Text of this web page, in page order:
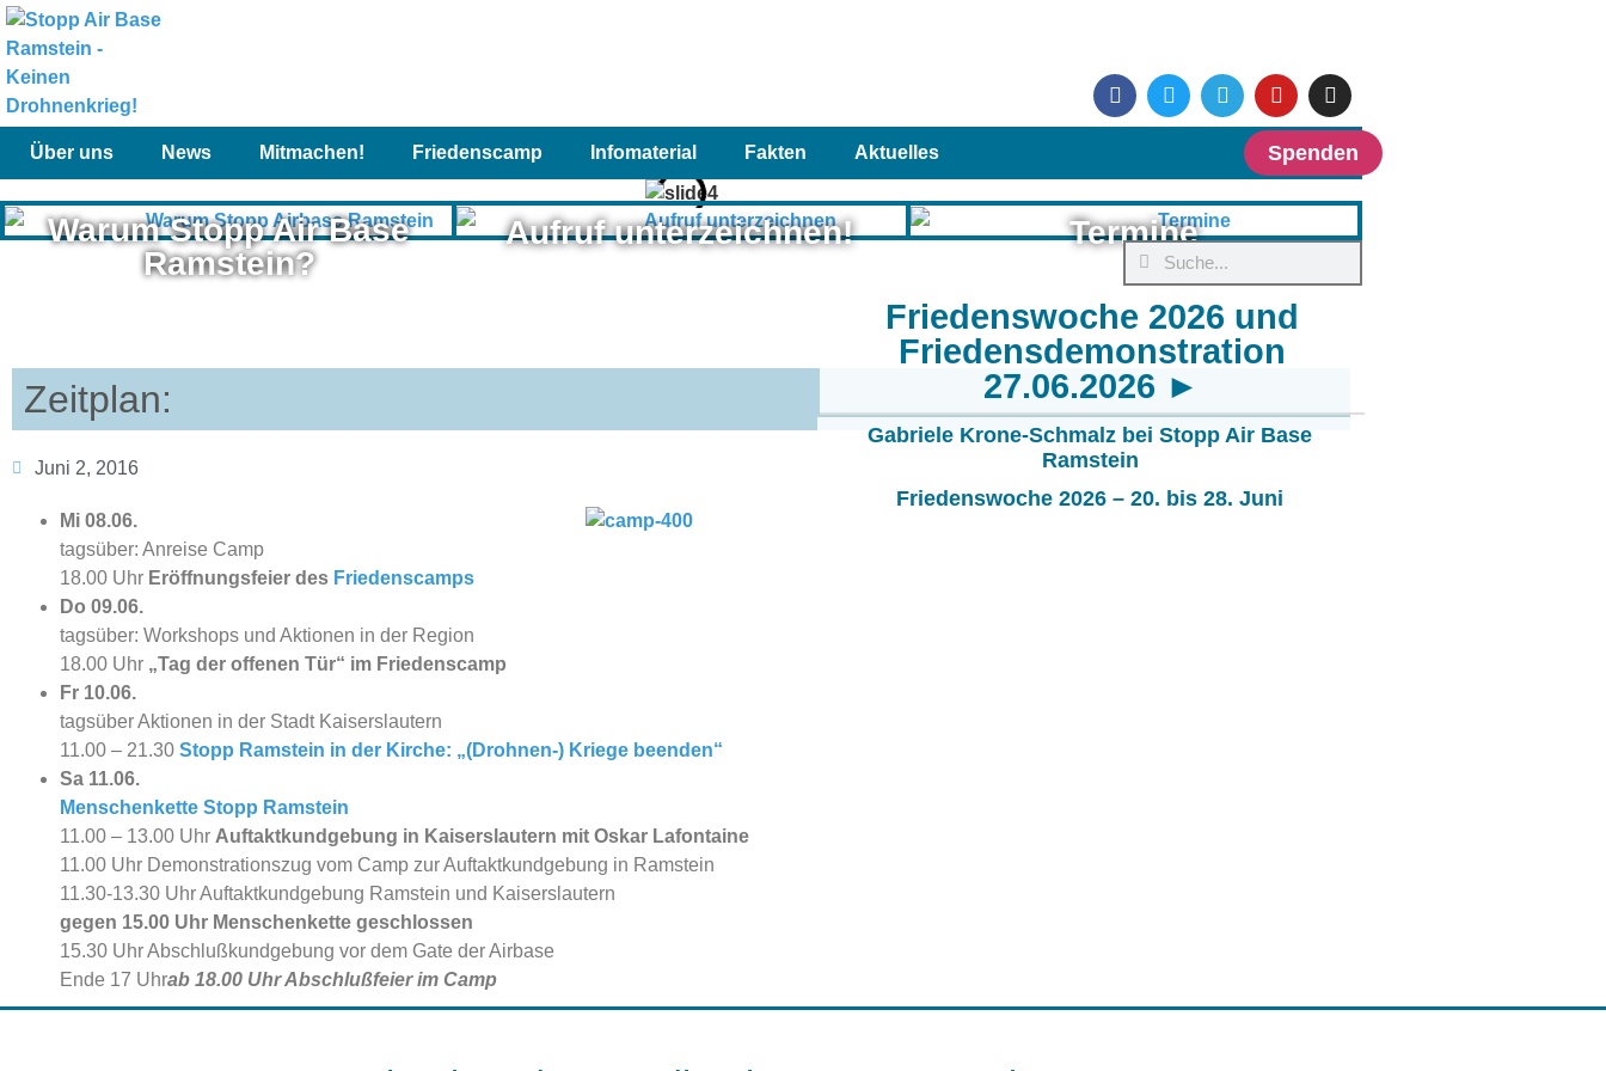
Spenden
Über uns News Mitmachen! Friedenscamp Infomaterial Fakten Aktuelles
Friedenswoche 2026 und
Friedensdemonstration
27.06.2026 ►
Gabriele Krone-Schmalz bei Stopp Air Base
Ramstein
Friedenswoche 2026 – 20. bis 28. Juni
Warum Stopp Air Base
Ramstein?
Aufruf unterzeichnen! Termine
Zeitplan:
Juni 2, 2016
Mi 08.06.
tagsüber: Anreise Camp
18.00 Uhr Eröffnungsfeier des Friedenscamps
Do 09.06.
tagsüber: Workshops und Aktionen in der Region
18.00 Uhr „Tag der offenen Tür“ im Friedenscamp
Fr 10.06.
tagsüber Aktionen in der Stadt Kaiserslautern
11.00 – 21.30 Stopp Ramstein in der Kirche: „(Drohnen-) Kriege beenden“
Sa 11.06.
Menschenkette Stopp Ramstein
11.00 – 13.00 Uhr Auftaktkundgebung in Kaiserslautern mit Oskar Lafontaine
11.00 Uhr Demonstrationszug vom Camp zur Auftaktkundgebung in Ramstein
11.30-13.30 Uhr Auftaktkundgebung Ramstein und Kaiserslautern
gegen 15.00 Uhr Menschenkette geschlossen
15.30 Uhr Abschlußkundgebung vor dem Gate der Airbase
Ende 17 Uhrab 18.00 Uhr Abschlußfeier im Camp